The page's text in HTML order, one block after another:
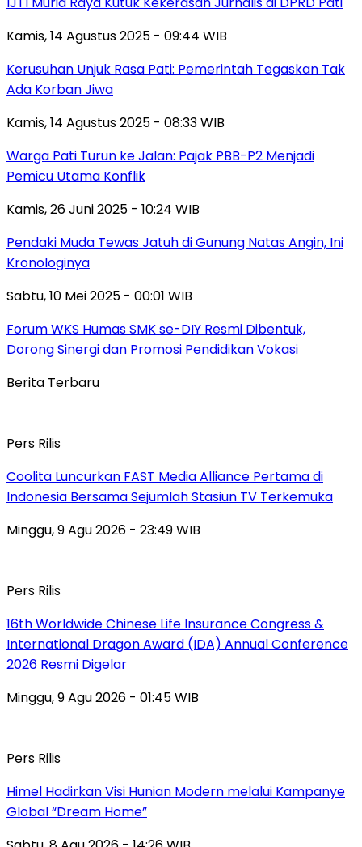
Kamis, 14 Agustus 2025 - 09:44 WIB
Kerusuhan Unjuk Rasa Pati: Pemerintah Tegaskan Tak
Ada Korban Jiwa
Kamis, 14 Agustus 2025 - 08:33 WIB
Warga Pati Turun ke Jalan: Pajak PBB-P2 Menjadi
Pemicu Utama Konflik
Kamis, 26 Juni 2025 - 10:24 WIB
Pendaki Muda Tewas Jatuh di Gunung Natas Angin, Ini
Kronologinya
Sabtu, 10 Mei 2025 - 00:01 WIB
Forum WKS Humas SMK se-DIY Resmi Dibentuk,
Dorong Sinergi dan Promosi Pendidikan Vokasi
Berita Terbaru
Pers Rilis
Coolita Luncurkan FAST Media Alliance Pertama di
Indonesia Bersama Sejumlah Stasiun TV Terkemuka
Minggu, 9 Agu 2026 - 23:49 WIB
Pers Rilis
16th Worldwide Chinese Life Insurance Congress &
International Dragon Award (IDA) Annual Conference
2026 Resmi Digelar
Minggu, 9 Agu 2026 - 01:45 WIB
Pers Rilis
Himel Hadirkan Visi Hunian Modern melalui Kampanye
Global “Dream Home”